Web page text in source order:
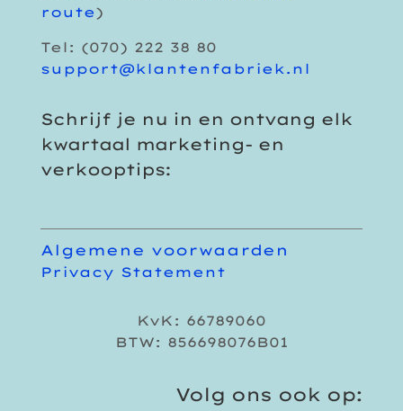
route)
Tel: (070) 222 38 80
support@klantenfabriek.nl
Schrijf je nu in en ontvang elk
kwartaal marketing- en
verkooptips:
Algemene voorwaarden
Privacy Statement
KvK: 66789060
BTW: 856698076B01
Volg ons ook op: